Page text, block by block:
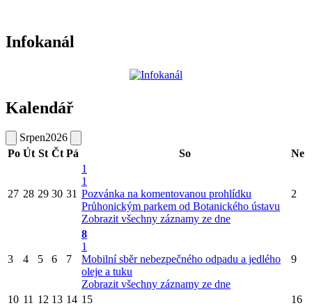
Infokanál
Kalendář
Srpen2026
Po Út St Čt Pá So Ne
27 28 29 30 31
1
1
Pozvánka na komentovanou prohlídku
Průhonickým parkem od Botanického ústavu
Zobrazit všechny záznamy ze dne
2
3 4 5 6 7
8
1
Mobilní sběr nebezpečného odpadu a jedlého
oleje a tuku
Zobrazit všechny záznamy ze dne
9
10 11 12 13 14 15
16